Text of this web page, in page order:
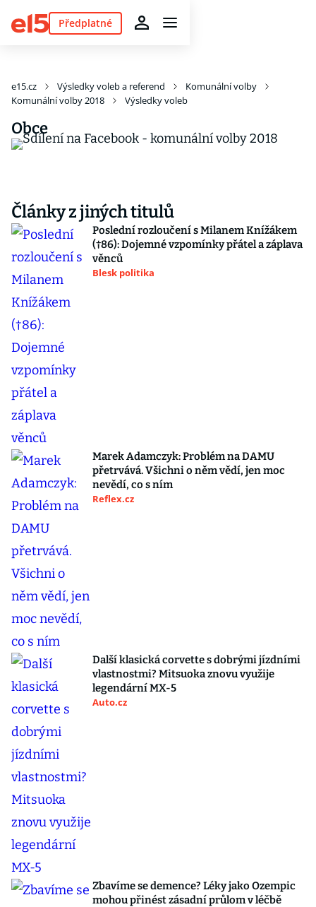
Předplatné
e15.cz Výsledky voleb a referend
Komunální volby
Komunální volby 2018
Výsledky voleb
Obce
Články z jiných titulů
Poslední rozloučení s Milanem Knížákem
(†86): Dojemné vzpomínky přátel a záplava
věnců
Blesk politika
Marek Adamczyk: Problém na DAMU
přetrvává. Všichni o něm vědí, jen moc
nevědí, co s ním
Reflex.cz
Další klasická corvette s dobrými jízdními
vlastnostmi? Mitsuoka znovu využije
legendární MX-5
Auto.cz
Zbavíme se demence? Léky jako Ozempic
mohou přinést zásadní průlom v léčbě